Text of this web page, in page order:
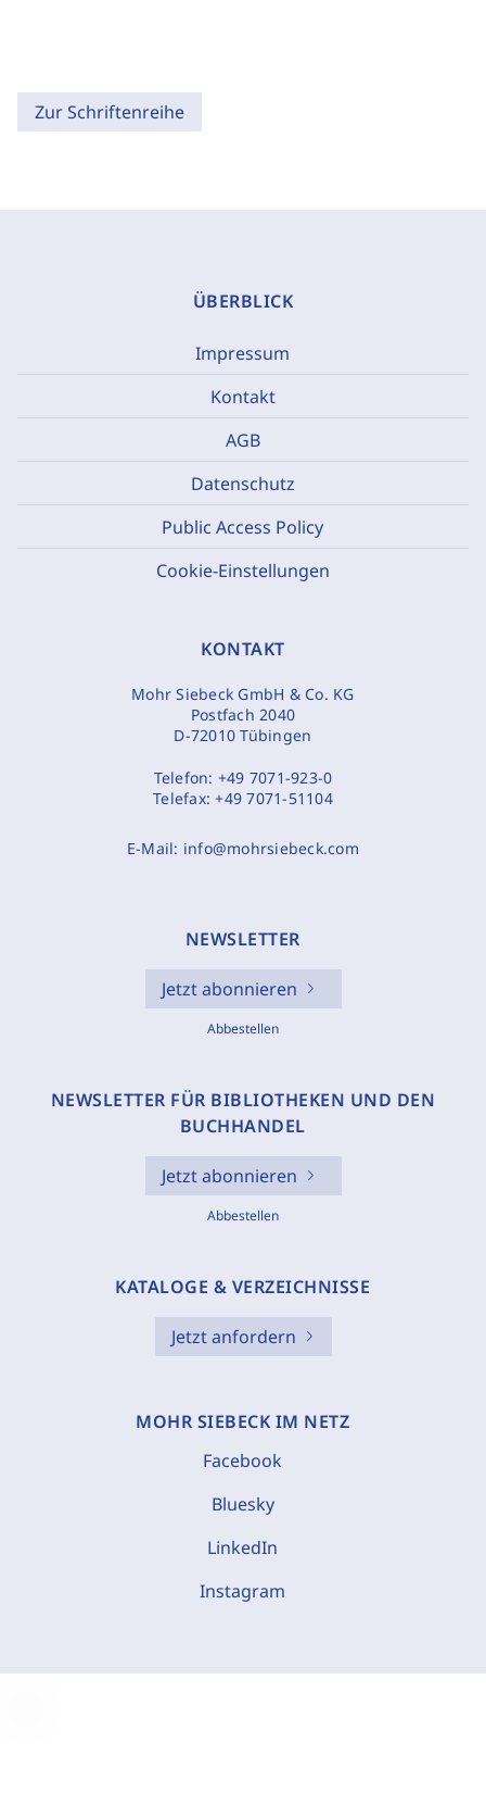
Zur Schriftenreihe
ÜBERBLICK
Impressum
Kontakt
AGB
Datenschutz
Public Access Policy
Cookie-Einstellungen
KONTAKT
Mohr Siebeck GmbH & Co. KG
Postfach 2040
D-72010 Tübingen
Telefon: +49 7071-923-0
Telefax:+49 7071-51104
E-Mail: info@mohrsiebeck.com
NEWSLETTER
Jetzt abonnieren
Abbestellen
NEWSLETTER FÜR BIBLIOTHEKEN UND DEN
BUCHHANDEL
Jetzt abonnieren
Abbestellen
KATALOGE & VERZEICHNISSE
Jetzt anfordern
MOHR SIEBECK IM NETZ
Facebook
Bluesky
LinkedIn
Instagram